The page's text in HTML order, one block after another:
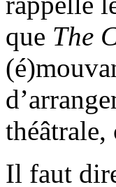
que The
théâtrale,
Il faut